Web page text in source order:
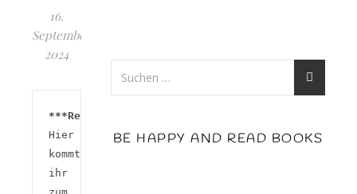
16.
September
2024
***Rezension***
Hier
kommt
ihr
BE HAPPY AND READ BOOKS